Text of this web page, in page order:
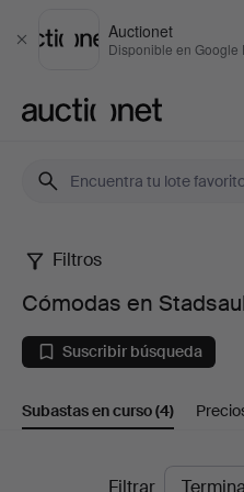
Cerrar
Auctionet
Disponible en Google
Cómodas
en
Stadsauktion
Sundsvall
Filtros
Cómodas en
Suscribir búsqueda
Subastas en curso(4)
SubastasFiltrar